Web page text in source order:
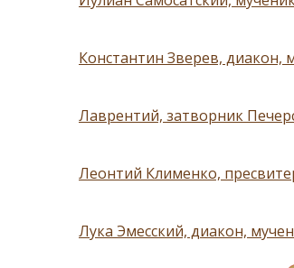
Константин Зверев, диакон,
Лаврентий, затворник
Леонтий Клименко,
Лука Эмесский, диакон,